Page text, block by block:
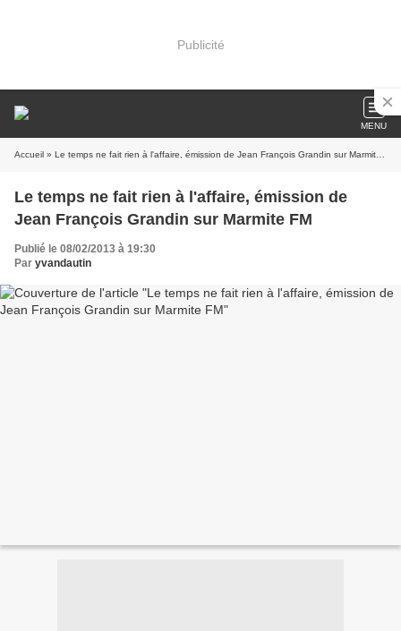
Publicité
MENU
Accueil » Le temps ne fait rien à l'affaire, émission de Jean François Grandin sur Marmite FM
Le temps ne fait rien à l'affaire, émission de
Jean François Grandin sur Marmite FM
Publié le 08/02/2013 à 19:30
Par yvandautin